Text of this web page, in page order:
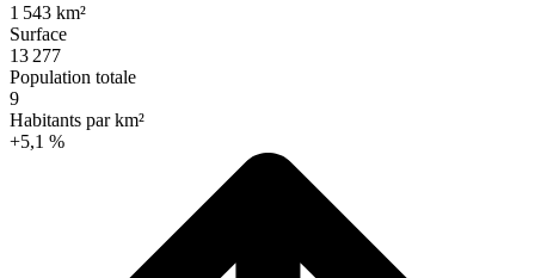
1 543 km²
Surface
13 277
Population totale
9
Habitants par km²
+5,1 %